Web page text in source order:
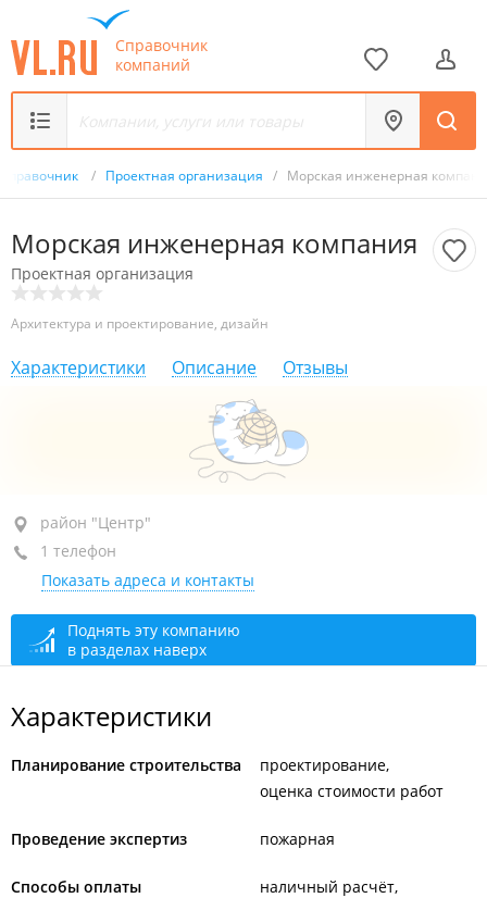
Справочник
компаний
Справочник / Проектная организация / Морская инженерная
Морская инженерная компания
Проектная организация
Архитектура и проектирование, дизайн
Характеристики Описание Отзывы
район "Центр", ул. Верхнепортовая, 12А
3-й этаж
+7 (423) 296-45-11
сегодня закрыто
район "Центр"
1 телефон
Показать адреса и контакты
Поднять эту компанию
в разделах наверх
Характеристики
Планирование строительства
проектирование
оценка стоимости работ
Проведение экспертиз пожарная
Способы оплаты
наличный расчёт